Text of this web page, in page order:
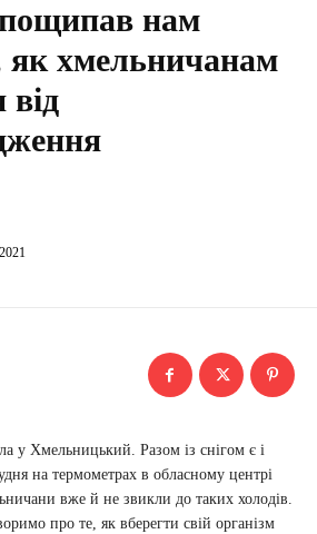
нам
як хмельничанам
від
у Хмельницький. Разом із снігом є і
на термометрах в обласному центрі
вже й не звикли до таких холодів.
про те, як вберегти свій організм